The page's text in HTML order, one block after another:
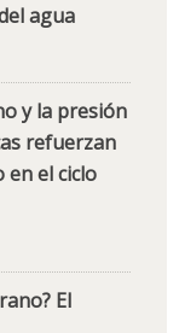
agua
y la presión
refuerzan
en el ciclo
El